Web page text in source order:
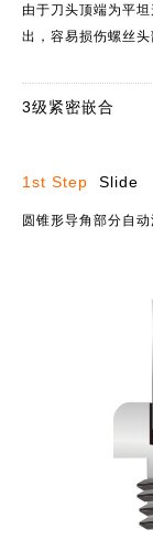
由于刀头顶端为平
出，容易损伤螺丝头
3级紧密嵌合
1st Step Slide
圆锥形导角部分自动